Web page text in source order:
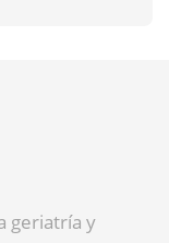
geriatría y